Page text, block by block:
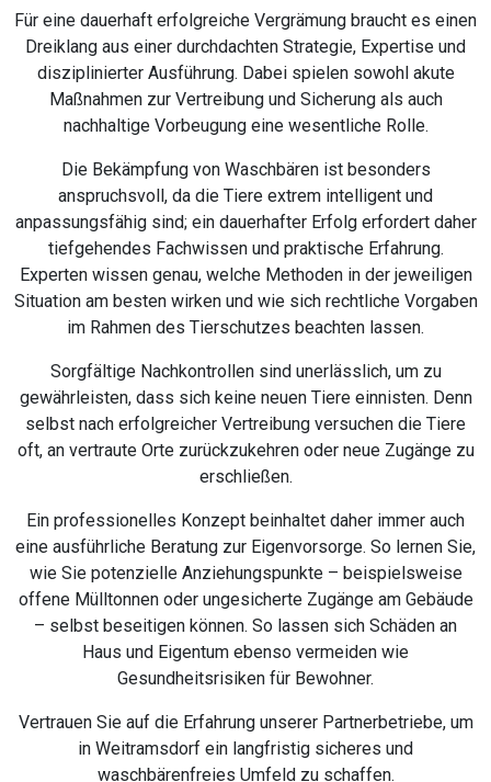
Für eine dauerhaft erfolgreiche Vergrämung braucht es einen
Dreiklang aus einer durchdachten Strategie, Expertise und
disziplinierter Ausführung. Dabei spielen sowohl akute
Maßnahmen zur Vertreibung und Sicherung als auch
nachhaltige Vorbeugung eine wesentliche Rolle.
Die Bekämpfung von Waschbären ist besonders
anspruchsvoll, da die Tiere extrem intelligent und
anpassungsfähig sind; ein dauerhafter Erfolg erfordert daher
tiefgehendes Fachwissen und praktische Erfahrung.
Experten wissen genau, welche Methoden in der jeweiligen
Situation am besten wirken und wie sich rechtliche Vorgaben
im Rahmen des Tierschutzes beachten lassen.
Sorgfältige Nachkontrollen sind unerlässlich, um zu
gewährleisten, dass sich keine neuen Tiere einnisten. Denn
selbst nach erfolgreicher Vertreibung versuchen die Tiere
oft, an vertraute Orte zurückzukehren oder neue Zugänge zu
erschließen.
Ein professionelles Konzept beinhaltet daher immer auch
eine ausführliche Beratung zur Eigenvorsorge. So lernen Sie,
wie Sie potenzielle Anziehungspunkte – beispielsweise
offene Mülltonnen oder ungesicherte Zugänge am Gebäude
– selbst beseitigen können. So lassen sich Schäden an
Haus und Eigentum ebenso vermeiden wie
Gesundheitsrisiken für Bewohner.
Vertrauen Sie auf die Erfahrung unserer Partnerbetriebe, um
in Weitramsdorf ein langfristig sicheres und
waschbärenfreies Umfeld zu schaffen.